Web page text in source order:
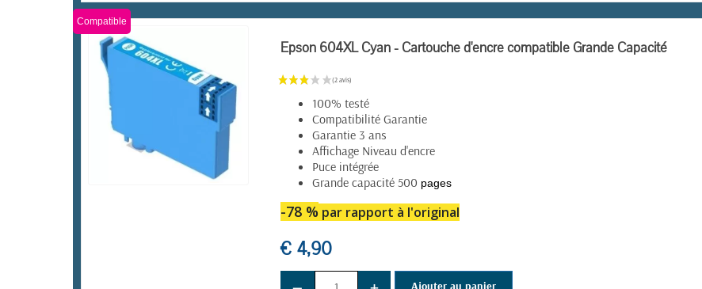
Compatible
Epson 604XL Cyan - Cartouche d'encre compatible Grande Capacité
100% testé
Compatibilité Garantie
Garantie 3 ans
Affichage Niveau d'encre
Puce intégrée
Grande capacité 500 pages
-78 % par rapport à l'original
€ 4,90
Ajouter au panier